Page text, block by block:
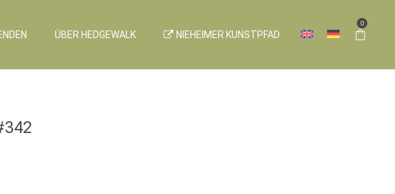
ÜBER HEDGEWALK NIEHEIMER KUNSTPFAD
0